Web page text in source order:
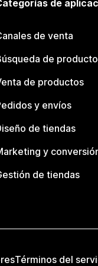
de
de venta
de
de productos
y envíos
de tiendas
y
de tiendas
Términos del